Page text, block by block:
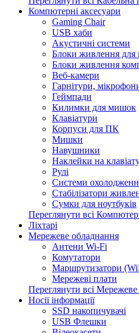
Компютерні аксесуари
Gaming Chair
USB хаби
Акустичні системи
Блоки живлення для
Блоки живлення
Веб-камери
Гарнітури,
Геймпади
Килимки для мишок
Клавіатури
Корпуси для ПК
Мишки
Навушники
Наклейки на
Рулі
Системи
Стабілізатори
Сумки для ноутбуків
Переглянути всі
Ліхтарі
Мережеве обладнання
Антени Wi-Fi
Комутатори
Маршрутизатори
Мережеві плати
Переглянути всі
Носії інформації
SSD накопичувачі
USB Флешки